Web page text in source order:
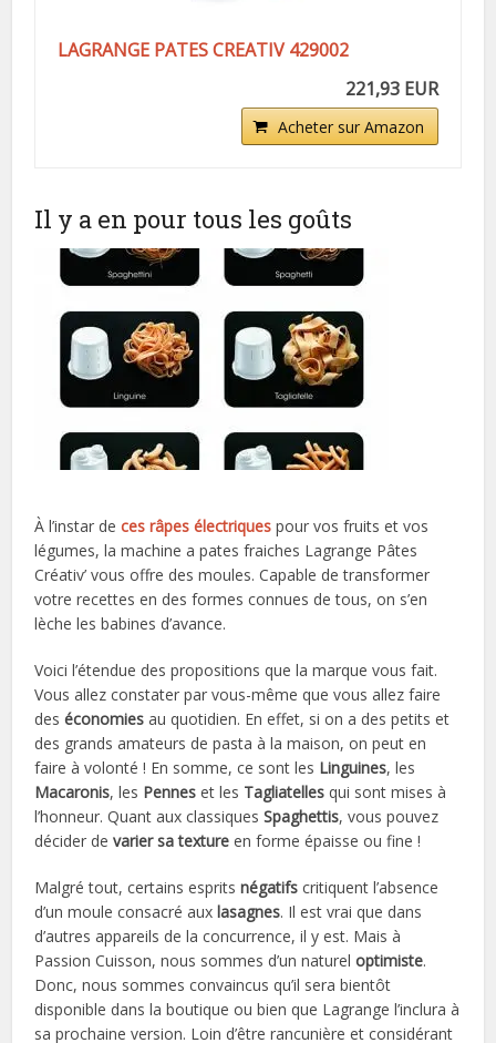
LAGRANGE PATES CREATIV 429002
221,93 EUR
Acheter sur Amazon
Il y a en pour tous les goûts
À l’instar deces râpes électriques pour vos fruits et vos
légumes, la machine a pates fraiches Lagrange Pâtes
Créativ’ vous offre des moules. Capable de transformer
votre recettes en des formes connues de tous, on s’en
lèche les babines d’avance.
Voici l’étendue des propositions que la marque vous fait.
Vous allez constater par vous-même que vous allez faire
deséconomies au quotidien. En effet, si on a des petits et
des grands amateurs de pasta à la maison, on peut en
faire à volonté ! En somme, ce sont les Linguines, les
Macaronis, les Pennes et les Tagliatelles qui sont mises à
l’honneur. Quant aux classiquesSpaghettis, vous pouvez
décider devarier sa texture en forme épaisse ou fine !
Malgré tout, certains espritsnégatifs critiquent l’absence
d’un moule consacré auxlasagnes. Il est vrai que dans
d’autres appareils de la concurrence, il y est. Mais à
Passion Cuisson, nous sommes d’un natureloptimiste.
Donc, nous sommes convaincus qu’il sera bientôt
disponible dans la boutique ou bien que Lagrange l’inclura à
sa prochaine version. Loin d’être rancunière et considérant